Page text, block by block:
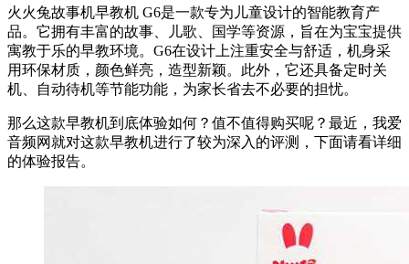
火火兔故事机早教机 G6是一款专为儿童设计的智能教育产
品。它拥有丰富的故事、儿歌、国学等资源，旨在为宝宝提供
寓教于乐的早教环境。G6在设计上注重安全与舒适，机身采
用环保材质，颜色鲜亮，造型新颖。此外，它还具备定时关
机、自动待机等节能功能，为家长省去不必要的担忧。
那么这款早教机到底体验如何？值不值得购买呢？最近，我爱
音频网就对这款早教机进行了较为深入的评测，下面请看详细
的体验报告。